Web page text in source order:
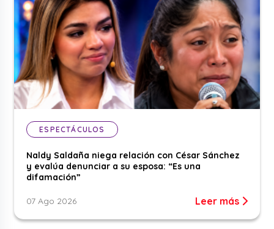
ESPECTÁCULOS
Naldy Saldaña niega relación con César Sánchez
y evalúa denunciar a su esposa: “Es una
difamación”
07 Ago 2026 Leer más